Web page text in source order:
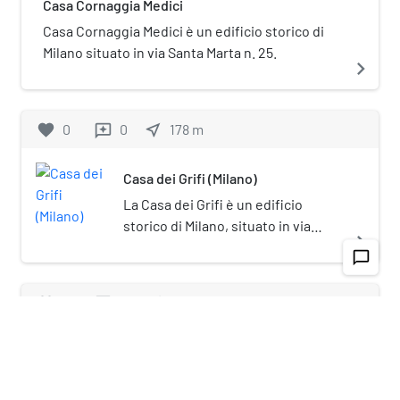
ambienti culturali ed
economici della Lombardia
vicini alla camera di
sostenere le competenze
delle manifatture che in
nascendo nell'area
lombarda.
Casa Cornaggia Medici
Casa Cornaggia Medici è un edificio storico di
Milano situato in via Santa Marta n. 25.
navigate_next
favorite 0 reviews 0 near_me 178 m
Casa dei Grifi (Milano)
La Casa dei Grifi è un edificio
storico di Milano, situato in via
navigate_next
chat_bubble_outline